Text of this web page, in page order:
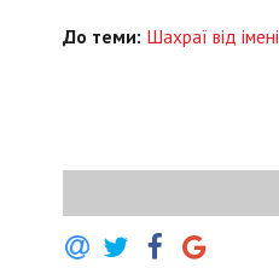
До теми: Шахраї від